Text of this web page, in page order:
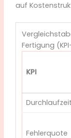
auf
Fertigung
KPI
Durchlaufzeit
Fehlerquote